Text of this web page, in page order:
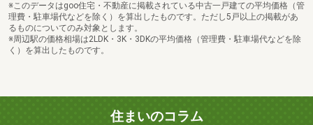
※このデータはgoo住宅・不動産に掲載されている中古一戸建ての平均価格（管
理費・駐車場代などを除く）を算出したものです。ただし5戸以上の掲載があ
るものについてのみ対象とします。
※周辺駅の価格相場は2LDK・3K・3DKの平均価格（管理費・駐車場代などを除
く）を算出したものです。
住まいのコラム